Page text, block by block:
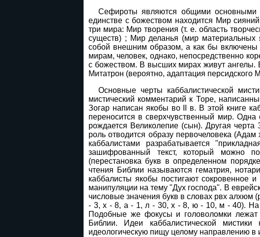
Сефироты являются общими основными
единстве с божеством находится Мир
три мира: Мир творения (т. е. область
существ) ; Мир деланья (мир
собой внешним образом, а как бы включены
мирам, человек, однако, непосредственно
с божеством. В высших мирах живут ангелы.
Митатрон (вероятно, адаптация персидского
Основные черты каббалистической
мистический комментарий к Торе,
Зогар написан якобы во II в. В этой книге
переносится в сверхчувственный мир.
рождается Великолепие (сын). Другая черта
роль отводится образу первочеловека
каббалистами разрабатывается
зашифрованный текст, который можно
(перестановка букв в определенном
чтения Библии называются гематрия,
каббалисты якобы постигают сокровенное
манипуляции на тему "Дух господа". В
числовые значения букв в словах рвх алхюм
- 3, х - 8, а - 1, л - 30, х - 8, ю - 10, м - 40). На
Подобные же фокусы и головоломки лежат
Библии. Идеи каббалистической
идеологическую пищу целому направлению в